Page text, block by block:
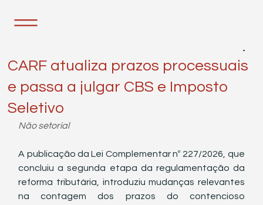
CARF atualiza prazos processuais
e passa a julgar CBS e Imposto
Seletivo
Não setorial
A publicação da Lei Complementar nº 227/2026, que
concluiu a segunda etapa da regulamentação da
reforma tributária, introduziu mudanças relevantes
na contagem dos prazos do contencioso